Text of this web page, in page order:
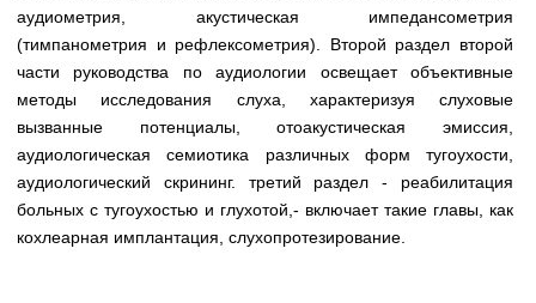
аудиометрия, акустическая импедансометрия
(тимпанометрия и рефлексометрия). Второй раздел второй
части руководства по аудиологии освещает объективные
методы исследования слуха, характеризуя слуховые
вызванные потенциалы, отоакустическая эмиссия,
аудиологическая семиотика различных форм тугоухости,
аудиологический скрининг. третий раздел - реабилитация
больных с тугоухостью и глухотой,- включает такие главы, как
кохлеарная имплантация, слухопротезирование.